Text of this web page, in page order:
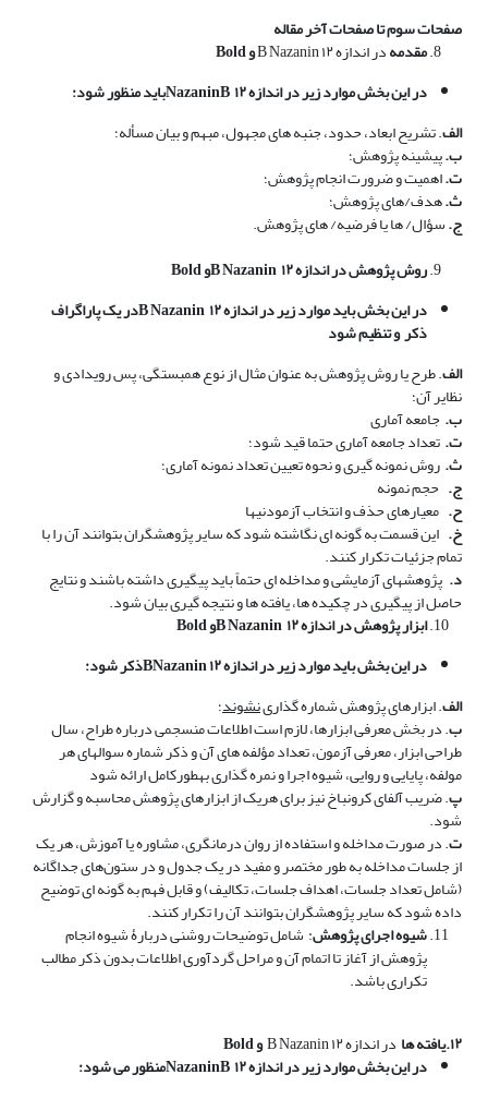
صفحاتسوم تا صفحات آخر مقاله
مقدمهدر اندازه ۱۲ B NazaninوBold
در این بخش موارد زیردر اندازه ۱۲ B
Nazaninبایدمنظور شود:
الف. تشریح ابعاد، حدود، جنبه های مجهول، مبهم و بیان مسأله؛
ب‌.پیشینه پژوهش؛
ت‌.اهمیت و ضرورت انجام پژوهش؛
ث‌.هدف/های پژوهش؛
ج‌.سؤال/ ها یا فرضیه/ های پژوهش.
روش­ پژوهشدر اندازه ۱۲ B NazaninوBold
در این بخش باید موارد زیردر اندازه ۱۲ B Nazaninدر یک پاراگراف
ذکرو تنظیم شود
الف. طرح یا روش پژوهش به عنوان مثال از نوع همبستگی، پس­ رویدادی و
نظایر آن؛
ب‌. جامعه آماری
ت‌.تعداد جامعه آماری حتما قید شود؛
ث‌.روش نمونه گیری و نحوه تعیین تعداد نمونه آماری؛
ج‌. حجم نمونه
ح‌. معیارهای حذف و انتخاب آزمودنی­ها
خ‌. این قسمت به گونه­ ای نگاشته شود که سایر پژوهشگران بتوانند آن را با
تمام جزئیات تکرار کنند.
د‌. پژوهش­های آزمایشی و مداخله­ ای حتماً باید پیگیری داشته باشند و نتایج
حاصل از پیگیری در چکیده ها، یافته ­ها و نتیجه ­گیری بیان شود.
ابزار پژوهش در اندازه ۱۲ B NazaninوBold
در این بخش باید موارد زیردر اندازه ۱۲ BNazaninذکر شود:
الف. ابزارهای پژوهش شماره گذارینشوند؛
ب. در بخش معرفی ابزارها، لازم است اطلاعات منسجمی درباره طراح، سال
طراحی ابزار، معرفی آزمون، تعداد مؤلفه ­های آن و ذکر شماره سوال­های هر
مولفه، پایایی و روایی، شیوه اجرا و نمره گذاری به­طورکامل ارائه شود
پ. ضریب آلفای کرونباخ نیز برای هریک از ابزارهای پژوهش محاسبه و گزارش
شود.
ت. در صورت مداخله و استفاده از روان درمانگری، مشاوره یا آموزش، هر یک
از جلسات مداخله به ­طور مختصر و مفید در یک جدول و در ستون‌های جداگانه
(شامل تعداد جلسات، اهداف جلسات، تکالیف) و قابل فهم به ­گونه ای توضیح
داده شود که سایر پژوهشگران بتوانند آن را تکرار کنند.
شیوه اجرای پژوهش: شامل توضیحات روشنی دربارۀ شیوه انجام
پژوهش از آغاز تا اتمام آن و مراحل گردآوری اطلاعات بدون ذکر مطالب
تکراری باشد.
۱۲.یافته­ ها در اندازه ۱۲ B NazaninوBold
در این بخش موارد زیردر اندازه ۱۲ B
Nazaninمنظورمی شود: